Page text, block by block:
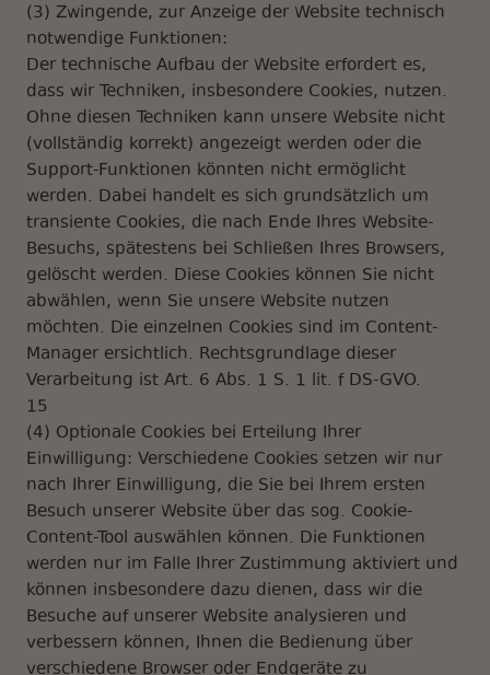
(3) Zwingende, zur Anzeige der Website technisch
notwendige Funktionen:
Der technische Aufbau der Website erfordert es,
dass wir Techniken, insbesondere Cookies, nutzen.
Ohne diesen Techniken kann unsere Website nicht
(vollständig korrekt) angezeigt werden oder die
Support-Funktionen könnten nicht ermöglicht
werden. Dabei handelt es sich grundsätzlich um
transiente Cookies, die nach Ende Ihres Website-
Besuchs, spätestens bei Schließen Ihres Browsers,
gelöscht werden. Diese Cookies können Sie nicht
abwählen, wenn Sie unsere Website nutzen
möchten. Die einzelnen Cookies sind im Content-
Manager ersichtlich. Rechtsgrundlage dieser
Verarbeitung ist Art. 6 Abs. 1 S. 1 lit. f DS-GVO.
15
(4) Optionale Cookies bei Erteilung Ihrer
Einwilligung: Verschiedene Cookies setzen wir nur
nach Ihrer Einwilligung, die Sie bei Ihrem ersten
Besuch unserer Website über das sog. Cookie-
Content-Tool auswählen können. Die Funktionen
werden nur im Falle Ihrer Zustimmung aktiviert und
können insbesondere dazu dienen, dass wir die
Besuche auf unserer Website analysieren und
verbessern können, Ihnen die Bedienung über